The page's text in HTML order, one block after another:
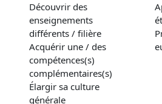
Découvrir des
enseignements
différents / filière
Acquérir une / des
compétences(s)
complémentaires(s)
Élargir sa culture
générale